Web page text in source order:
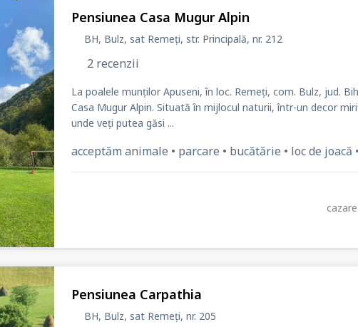
Pensiunea Casa Mugur Alpin
BH, Bulz, sat Remeți, str. Principală, nr. 212
2 recenzii
La poalele munților Apuseni, în loc. Remeți, com. Bulz, jud.
Casa Mugur Alpin. Situată în mijlocul naturii, într-un decor
unde veți putea găsi ...
acceptăm animale • parcare • bucătărie • loc de joacă
Pensiunea Carpathia
BH, Bulz, sat Remeți, nr. 205